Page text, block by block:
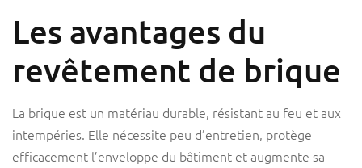
Les avantages du
revêtement de brique
La brique est un matériau durable, résistant au feu et aux
intempéries. Elle nécessite peu d’entretien, protège
efficacement l’enveloppe du bâtiment et augmente sa